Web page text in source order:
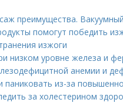
преимущества.
помогут победить
изжоги
низком уровне железа и
анемии и
паниковать из-за
за холестерином